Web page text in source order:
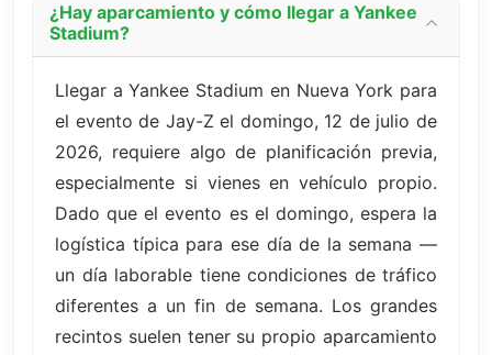
¿Hay aparcamiento y cómo llegar a Yankee
Stadium?
Llegar a Yankee Stadium en Nueva York para
el evento de Jay-Z el domingo, 12 de julio de
2026, requiere algo de planificación previa,
especialmente si vienes en vehículo propio.
Dado que el evento es el domingo, espera la
logística típica para ese día de la semana —
un día laborable tiene condiciones de tráfico
diferentes a un fin de semana. Los grandes
recintos suelen tener su propio aparcamiento